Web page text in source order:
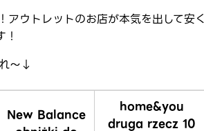
アウトレットのお店が本気を出して安
～↓
New Balance
home&you
druga rzecz 10